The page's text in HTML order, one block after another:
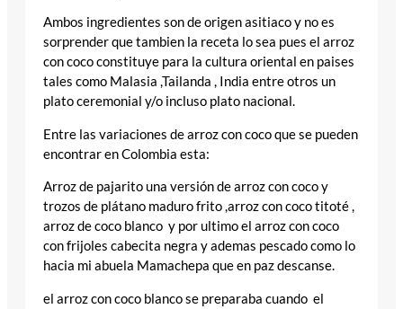
Ambos ingredientes son de origen asitiaco y no es
sorprender que tambien la receta lo sea pues el arroz
con coco constituye para la cultura oriental en paises
tales como Malasia ,Tailanda , India entre otros un
plato ceremonial y/o incluso plato nacional.
Entre las variaciones de arroz con coco que se pueden
encontrar en Colombia esta:
Arroz de pajarito una versión de arroz con coco y
trozos de plátano maduro frito ,arroz con coco titoté ,
arroz de coco blanco y por ultimo el arroz con coco
con frijoles cabecita negra y ademas pescado como lo
hacia mi abuela Mamachepa que en paz descanse.
el arroz con coco blanco se preparaba cuando el